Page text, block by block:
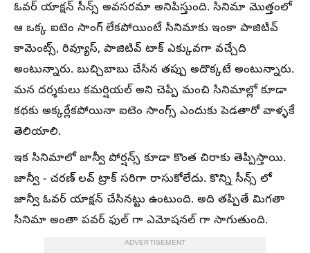
ఓవర్ యాక్షన్ సీన్స్ అవసరమా అనిపిస్తుంది. సినిమా మొత్తంలో
ఆ ఒక్క ఐటెం సాంగ్ లేకపోయింటే సినిమాకు ఇంకా పాజిటివ్
కామెంట్స్, రివ్యూస్, పాజిటివ్ టాక్ ఎక్కువగా వచ్చేది
అంటున్నారు. బుచ్చిబాబు చేసిన తప్పు అదొక్కటే అంటున్నారు.
మన దర్శకులు కమర్షియల్ అని చెప్పి మంచి సినిమాల్లో కూడా
కథకు అక్కర్లేకపోయినా ఐటెం సాంగ్స్ ఎందుకు పెడతారో వాళ్ళకే
తెలియాలి.
ఇక సినిమాలో జాన్వీ పోర్షన్స్ కూడా కొంత చిరాకు తెప్పిస్తాయి.
జాన్వీ - చరణ్ లవ్ ట్రాక్ సరిగా రాసుకోలేదు. కొన్ని సీన్స్ లో
జాన్వీ ఓవర్ యాక్షన్ చేసినట్టు ఉంటుంది. అది తప్పితే మిగతా
సినిమా అంతా పవర్ ఫుల్ గా ఎమోషనల్ గా సాగుతుంది.
ADVERTISEMENT